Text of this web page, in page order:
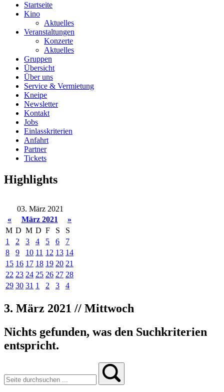
Startseite
Kino
Aktuelles
Veranstaltungen
Konzerte
Aktuelles
Gruppen
Übersicht
Über uns
Service & Vermietung
Kneipe
Newsletter
Kontakt
Jobs
Einlasskriterien
Anfahrt
Partner
Tickets
Highlights
03. März 2021
«
März 2021
»
M D M D F S
S
1
2 3 4 5 6
7
8
9 10 11 12 13 14
15 16 17 18 19 20 21
22 23 24 25 26 27 28
29 30 31 1 2 3 4
3. März 2021 // Mittwoch
Nichts gefunden, was den Suchkriterien
entspricht.